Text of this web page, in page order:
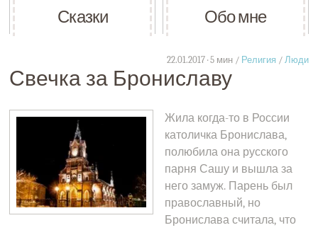
Сказки Обо мне
22.01.2017 · 5 мин / Религия / Люди
Свечка за Брониславу
Жила когда-то в России
католичка Бронислава,
полюбила она русского
парня Сашу и вышла за
него замуж. Парень был
православный, но
Бронислава считала, что